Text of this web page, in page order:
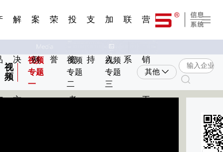
解
决
方
案
例
荣
誉
投
资
者
支
持
加
入
联
系
营
销
工
视
频
视频
专题
一
视频
专题
二
视频
专题
三
其他
环
扫
动